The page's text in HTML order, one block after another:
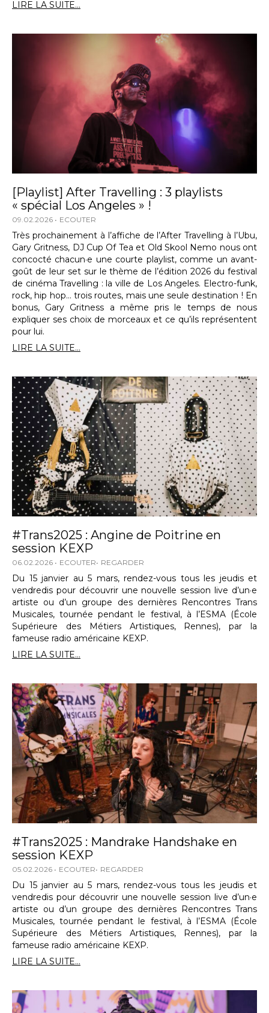
LIRE LA SUITE...
[Playlist] After Travelling : 3 playlists
« spécial Los Angeles » !
09.02.2026 ECOUTER
Très prochainement à l’affiche de l’After Travelling à l’Ubu,
Gary Gritness, DJ Cup Of Tea et Old Skool Nemo nous ont
concocté chacun·e une courte playlist, comme un avant-
goût de leur set sur le thème de l’édition 2026 du festival
de cinéma Travelling : la ville de Los Angeles. Electro-funk,
rock, hip hop… trois routes, mais une seule destination ! En
bonus, Gary Gritness a même pris le temps de nous
expliquer ses choix de morceaux et ce qu’ils représentent
pour lui.
LIRE LA SUITE...
#Trans2025 : Angine de Poitrine en
session KEXP
06.02.2026 ECOUTER REGARDER
Du 15 janvier au 5 mars, rendez-vous tous les jeudis et
vendredis pour découvrir une nouvelle session live d’un·e
artiste ou d’un groupe des dernières Rencontres Trans
Musicales, tournée pendant le festival, à l’ESMA (École
Supérieure des Métiers Artistiques, Rennes), par la
fameuse radio américaine KEXP.
LIRE LA SUITE...
#Trans2025 : Mandrake Handshake en
session KEXP
05.02.2026 ECOUTER REGARDER
Du 15 janvier au 5 mars, rendez-vous tous les jeudis et
vendredis pour découvrir une nouvelle session live d’un·e
artiste ou d’un groupe des dernières Rencontres Trans
Musicales, tournée pendant le festival, à l’ESMA (École
Supérieure des Métiers Artistiques, Rennes), par la
fameuse radio américaine KEXP.
LIRE LA SUITE...